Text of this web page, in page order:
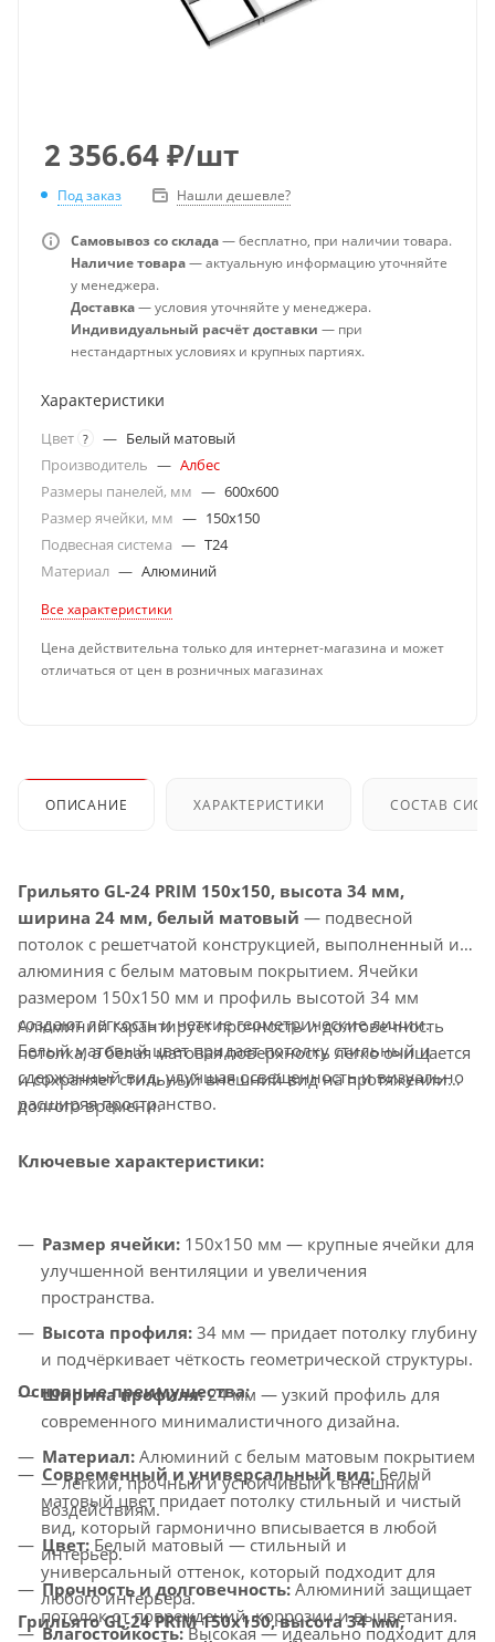
2 356.64₽/шт
Под заказ Нашли дешевле?
Самовывоз со склада— бесплатно, при наличии товара.
Наличие товара— актуальную информацию уточняйте
у менеджера.
Доставка— условия уточняйте у менеджера.
Индивидуальный расчёт доставки — при
нестандартных условиях и крупных партиях.
Характеристики
Цвет ? — Белый матовый
Производитель — Албес
Размеры панелей, мм — 600x600
Размер ячейки, мм — 150x150
Подвесная система — T24
Материал — Алюминий
Все характеристики
Цена действительна только для интернет-магазина и может
отличаться от цен в розничных магазинах
ОПИСАНИЕ ХАРАКТЕРИСТИКИ СОСТАВ
Грильято GL-24 PRIM 150x150, высота 34 мм,
ширина 24 мм, белый матовый — подвесной
потолок с решетчатой конструкцией, выполненный из
алюминия с белым матовым покрытием. Ячейки
размером 150x150 мм и профиль высотой 34 мм
создают легкость и четкие геометрические линии.
Белый матовый цвет придает потолку стильный и
сдержанный вид, улучшая освещенность и визуально
расширяя пространство.
Алюминий гарантирует прочность и долговечность
потолка, а белая матовая поверхность легко очищается
и сохраняет стильный внешний вид на протяжении
долгого времени.
Ключевые характеристики:
Размер ячейки: 150x150 мм — крупные ячейки для
улучшенной вентиляции и увеличения
пространства.
Высота профиля: 34 мм — придает потолку глубину
и подчёркивает чёткость геометрической структуры.
Ширина профиля:24 мм — узкий профиль для
современного минималистичного дизайна.
Материал: Алюминий с белым матовым покрытием
— лёгкий, прочный и устойчивый к внешним
воздействиям.
Цвет: Белый матовый — стильный и
универсальный оттенок, который подходит для
любого интерьера.
Влагостойкость:Высокая — идеально подходит для
Основные преимущества:
Современный и универсальный вид: Белый
матовый цвет придает потолку стильный и чистый
вид, который гармонично вписывается в любой
интерьер.
Прочность и долговечность: Алюминий защищает
потолок от повреждений, коррозии и выцветания.
Грильято GL-24 PRIM 150x150, высота 34 мм,